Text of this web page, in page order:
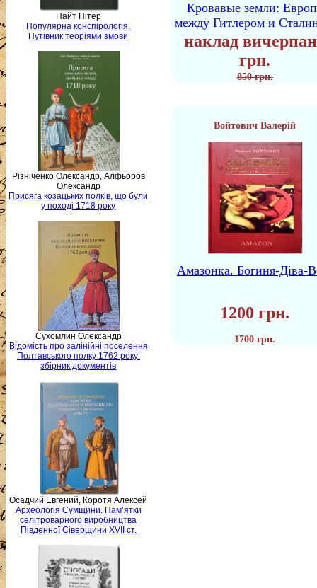
Найт Пітер
Популярна конспірологія.
Путівник теоріями змови
Різніченко Олександр, Алфьоров
Олександр
Присяга козацьких полків, що були
у поході 1718 року
Сухомлин Олександр
Відомість про залінійні поселення
Полтавського полку 1762 року:
збірник документів
Осадчий Евгений, Коротя Алексей
Археологія Сумщини. Пам’ятки
селітроварного виробництва
Південної Сіверщини XVII ст.
Кровавые земли:
между Гитлером и
наклад
грн.
850 грн.
Войтович Валерій
Амазонка. Богиня-Діва-
1200 грн.
1700 грн.